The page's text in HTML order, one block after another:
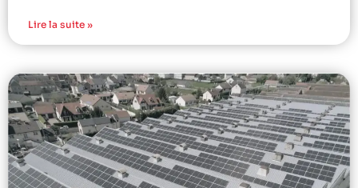
Lire la suite »